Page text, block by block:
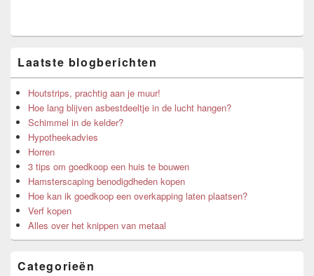
Laatste blogberichten
Houtstrips, prachtig aan je muur!
Hoe lang blijven asbestdeeltje in de lucht hangen?
Schimmel in de kelder?
Hypotheekadvies
Horren
3 tips om goedkoop een huis te bouwen
Hamsterscaping benodigdheden kopen
Hoe kan ik goedkoop een overkapping laten plaatsen?
Verf kopen
Alles over het knippen van metaal
Categorieën